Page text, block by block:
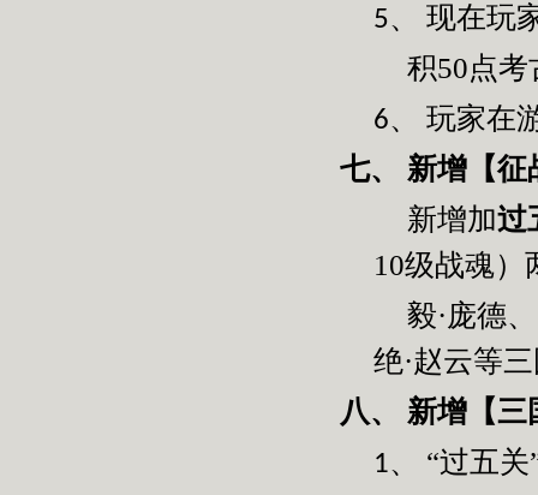
5、
现在玩
积50点
6、 玩家在
七、
新增【征
新增加过
10级战魂）
毅·庞德
绝·赵云等
八、 新增【三
1、
“过五